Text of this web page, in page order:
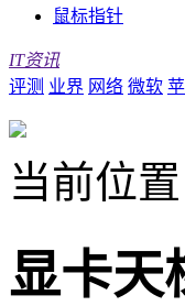
鼠标指针
IT资讯
评测 业界 网络 微软
当前位置
显卡天